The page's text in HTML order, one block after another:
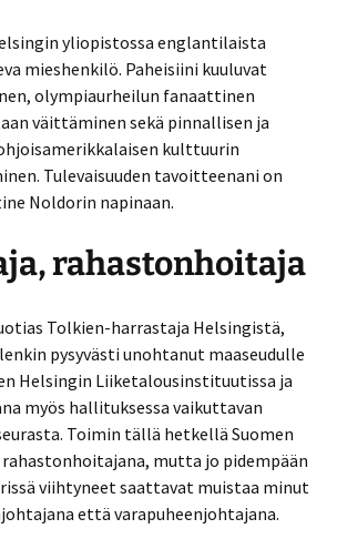
yliopistossa englantilaista
mieshenkilö. Paheisiini kuuluvat
olympiaurheilun fanaattinen
väittäminen sekä pinnallisen ja
kulttuurin
Tulevaisuuden tavoitteenani on
Noldorin napinaan.
rahastonhoitaja
Tolkien-harrastaja Helsingistä,
pysyvästi unohtanut maaseudulle
Helsingin Liiketalousinstituutissa ja
myös hallituksessa vaikuttavan
Toimin tällä hetkellä Suomen
rahastonhoitajana, mutta jo pidempään
viihtyneet saattavat muistaa minut
että varapuheenjohtajana.